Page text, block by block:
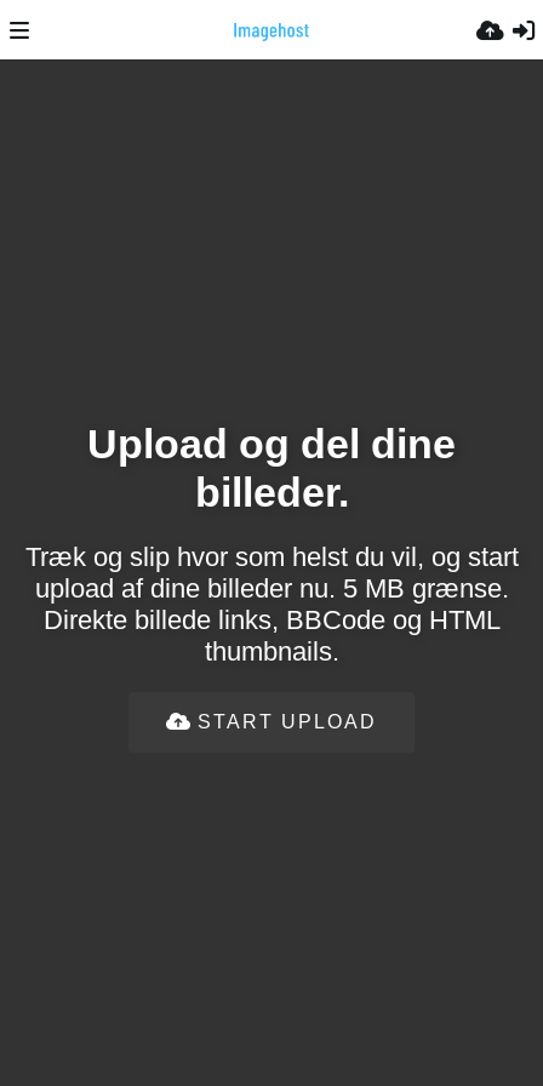
Upload og del dine
billeder.
Træk og slip hvor som helst du vil, og start
upload af dine billeder nu. 5 MB grænse.
Direkte billede links, BBCode og HTML
thumbnails.
START UPLOAD